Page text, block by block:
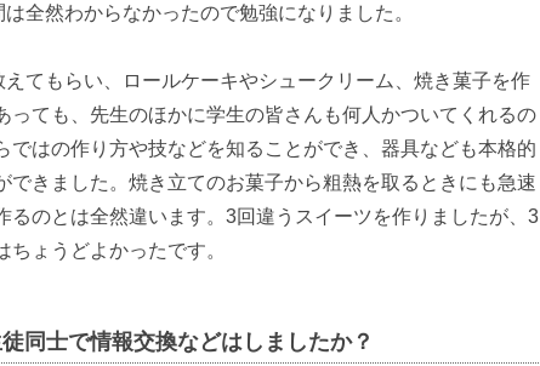
全然わからなかったので勉強になりました。
てもらい、ロールケーキやシュークリーム、焼き菓子を作
っても、先生のほかに学生の皆さんも何人かついてくれるの
ではの作り方や技などを知ることができ、器具なども本格的
できました。焼き立てのお菓子から粗熱を取るときにも急速
るのとは全然違います。3回違うスイーツを作りましたが、3
ょうどよかったです。
同士で情報交換などはしましたか？